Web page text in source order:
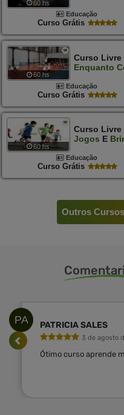
60 hs
Educação
Curso Grátis
60 hs
Curso Livre
Enquanto
Educação
Curso Grátis
60 hs
Curso Livre
Jogos E
Educação
Curso Grátis
Outros
PA PATRICIA SALES
3 de agosto
Ótimo curso aprende